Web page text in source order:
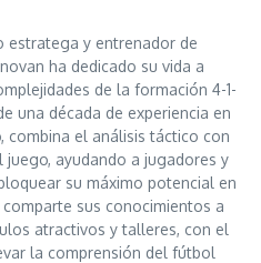
estratega y entrenador de
ha dedicado su vida a
de la formación 4-1-
una década de experiencia en
combina el análisis táctico con
juego, ayudando a jugadores y
su máximo potencial en
sus conocimientos a
atractivos y talleres, con el
la comprensión del fútbol